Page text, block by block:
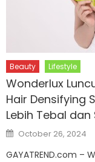
Beauty Lifestyle
Wonderlux
Hair Densifying
Lebih Tebal dan
Posted
on
October 26, 2024
GAYATREND.com –